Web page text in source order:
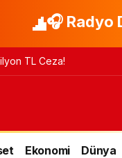
🎧 Radyo
TL Ceza!
Ekonomi Dünya